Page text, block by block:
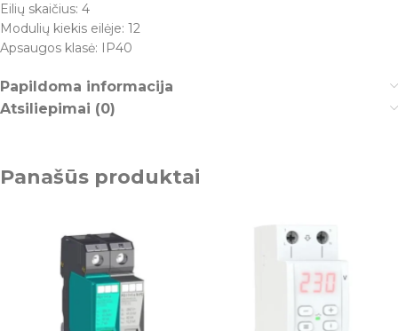
Eilių skaičius: 4
Modulių kiekis eilėje: 12
Apsaugos klasė: IP40
Papildoma informacija
Atsiliepimai (0)
Panašūs produktai